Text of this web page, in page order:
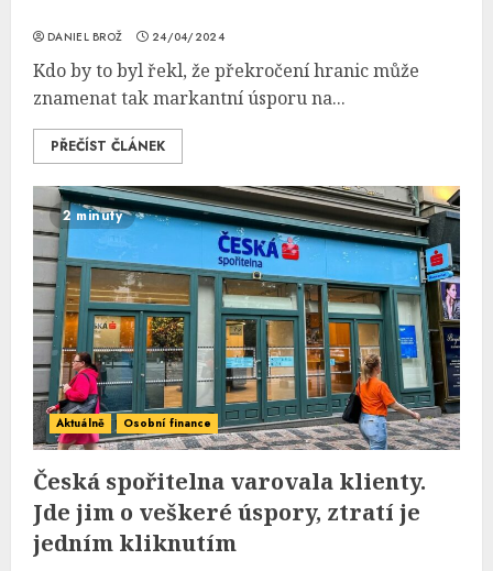
DANIEL BROŽ 24/04/2024
Kdo by to byl řekl, že překročení hranic může
znamenat tak markantní úsporu na...
PŘEČÍST ČLÁNEK
2 minuty
Aktuálně Osobní finance
Česká spořitelna varovala klienty.
Jde jim o veškeré úspory, ztratí je
jedním kliknutím